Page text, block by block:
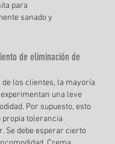
para
sanado y
de eliminación de
de los clientes, la mayoría
una leve
Por supuesto, esto
propia tolerancia
Se debe esperar cierto